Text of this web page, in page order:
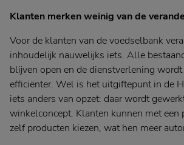
Klanten merken weinig van de
Voor de klanten van de voedselbank
inhoudelijk nauwelijks iets. Alle
blijven open en de dienstverlening
efficiënter. Wel is het uitgiftepunt in de
iets anders van opzet: daar wordt
winkelconcept. Klanten kunnen met een
zelf producten kiezen, wat hen meer